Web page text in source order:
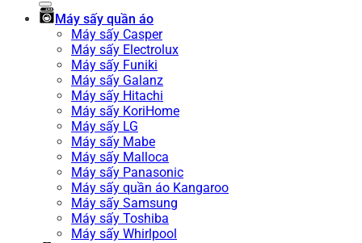
Máy sấy quần áo
Máy sấy Casper
Máy sấy Electrolux
Máy sấy Funiki
Máy sấy Galanz
Máy sấy Hitachi
Máy sấy KoriHome
Máy sấy LG
Máy sấy Mabe
Máy sấy Malloca
Máy sấy Panasonic
Máy sấy quần áo Kangaroo
Máy sấy Samsung
Máy sấy Toshiba
Máy sấy Whirlpool